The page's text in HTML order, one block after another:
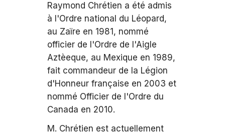
Raymond Chrétien a été admis
à l'Ordre national du Léopard,
au Zaïre en 1981, nommé
officier de l'Ordre de l'Aigle
Aztèeque, au Mexique en 1989,
fait commandeur de la Légion
d'Honneur française en 2003 et
nommé Officier de l'Ordre du
Canada en 2010.
M. Chrétien est actuellement